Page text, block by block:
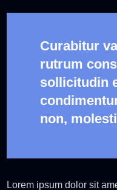
Curabitur
rutrum
sollicitudin
non,
Lorem ipsum dolor sit